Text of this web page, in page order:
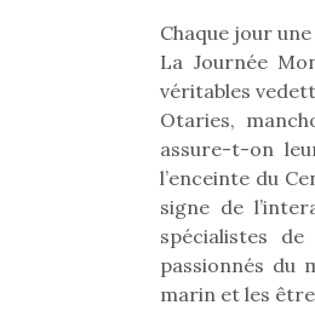
Chaque jour
La Journée
véritables
Otaries,
assure-t-on
l’enceinte du
signe de
spécialistes
passionnés du
marin et les